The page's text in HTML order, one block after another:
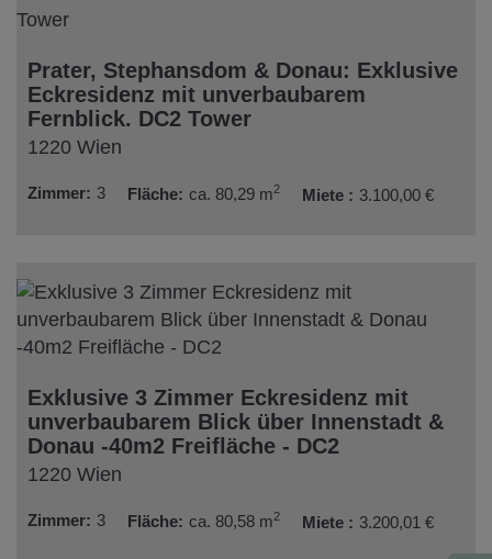
Prater, Stephansdom & Donau: Exklusive
Eckresidenz mit unverbaubarem
Fernblick. DC2 Tower
1220 Wien
Zimmer 3 Fläche ca. 80,29 m2 Miete 3.100,00 €
Exklusive 3 Zimmer Eckresidenz mit
unverbaubarem Blick über Innenstadt &
Donau -40m2 Freifläche - DC2
1220 Wien
Zimmer 3 Fläche ca. 80,58 m2 Miete 3.200,01 €